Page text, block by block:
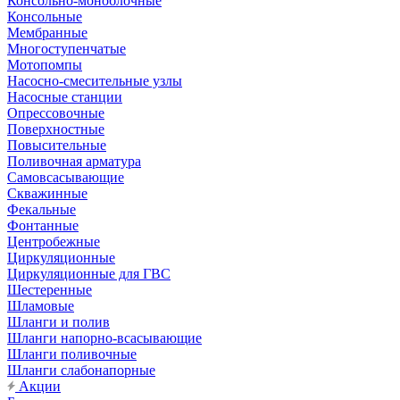
Консольные
Мембранные
Многоступенчатые
Мотопомпы
Насосно-смесительные узлы
Насосные станции
Опрессовочные
Поверхностные
Повысительные
Поливочная арматура
Самовсасывающие
Скважинные
Фекальные
Фонтанные
Центробежные
Циркуляционные
Циркуляционные для ГВС
Шестеренные
Шламовые
Шланги и полив
Шланги напорно-всасывающие
Шланги поливочные
Шланги слабонапорные
Акции